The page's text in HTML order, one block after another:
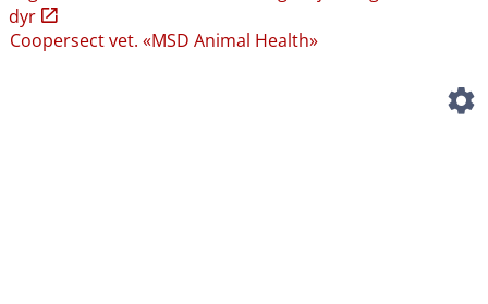
dyr
Coopersect vet. «MSD Animal Health»